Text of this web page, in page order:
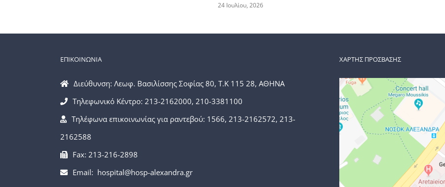
24 Ιουλίου, 2026
ΕΠΙΚΟΙΝΩΝΙΑ
Διεύθυνση: Λεωφ. Βασιλίσσης Σοφίας 80, Τ.Κ 115 28, ΑΘΗΝΑ
Τηλεφωνικό Κέντρο: 213-2162000, 210-3381100
Τηλέφωνα επικοινωνίας για ραντεβού: 1566, 213-2162572, 213-
2162588
Fax: 213-216-2898
Email: hospital@hosp-alexandra.gr
ΧΑΡΤΗΣ ΠΡΟΣΒΑΣΗΣ